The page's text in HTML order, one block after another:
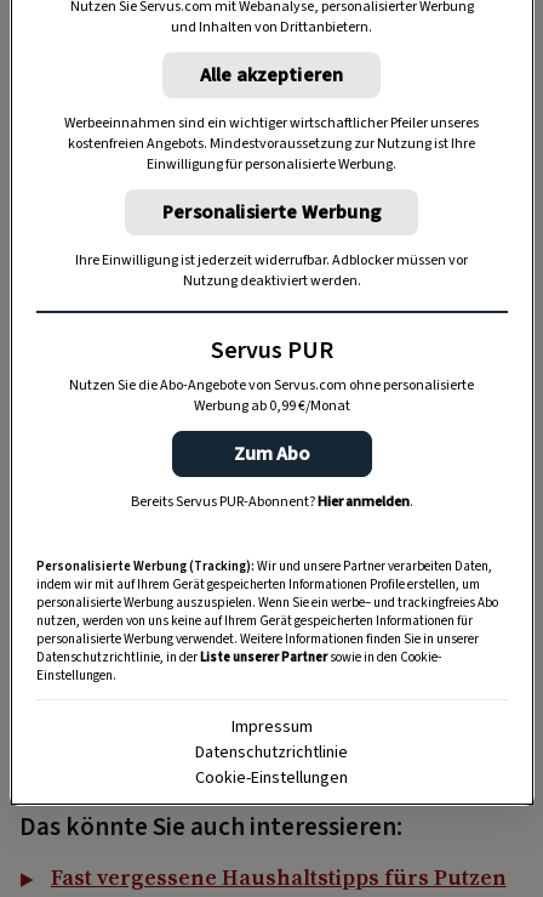
schon verschwunden ist. Wenn nicht, einfach den
Trick wiederholen.
Anzeige
Dieser Knifffunktioniert nur bei Naturholz. Es
darf also kein Pressholz sein. Auch bei mit Lack
versiegelten Oberflächen zeigt dieser Trick
keine Wirkung. Ist die Struktur des Holzes
verletzt – zum Beispiel durch scharfe Kratzer,
Risse oder Löcher – muss noch zusätzlich
geschliffen werden.
Das könnte Sie auch interessieren:
Fast vergessene Haushaltstipps fürs Putzen
Nutzen Sie Servus.com mit Webanalyse, personalisierter Werbung
und Inhalten von Drittanbietern.
Alle akzeptieren
Werbeeinnahmen sind ein wichtiger wirtschaftlicher Pfeiler unseres
kostenfreien Angebots. Mindestvoraussetzung zur Nutzung ist Ihre
Einwilligung für personalisierte Werbung.
Personalisierte Werbung
Ihre Einwilligung ist jederzeit widerrufbar. Adblocker müssen vor
Nutzung deaktiviert werden.
Servus PUR
Nutzen Sie die Abo-Angebote von Servus.com ohne personalisierte
Werbung ab 0,99 €/Monat
Zum Abo
Bereits Servus PUR-Abonnent?Hier anmelden.
Personalisierte Werbung (Tracking): Wir und unsere Partner verarbeiten Daten,
indem wir mit auf Ihrem Gerät gespeicherten Informationen Profile erstellen, um
personalisierte Werbung auszuspielen. Wenn Sie ein werbe– und trackingfreies Abo
nutzen, werden von uns keine auf Ihrem Gerät gespeicherten Informationen für
personalisierte Werbung verwendet. Weitere Informationen finden Sie in unserer
Datenschutzrichtlinie, in derListe unserer Partnersowie in den Cookie-
Einstellungen.
Impressum
Datenschutzrichtlinie
Cookie-Einstellungen